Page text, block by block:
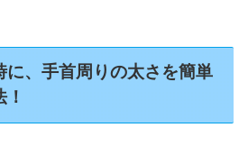
に、手首周りの太さを簡単